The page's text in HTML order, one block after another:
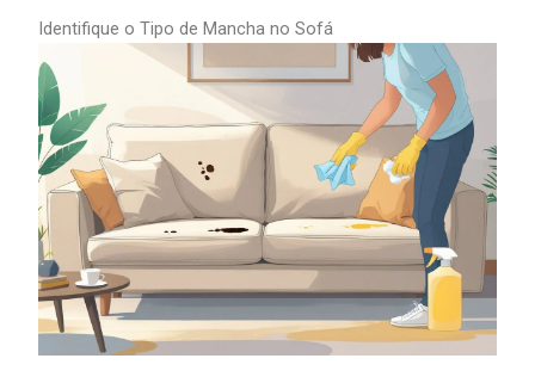
Identifique o Tipo de Mancha no Sofá